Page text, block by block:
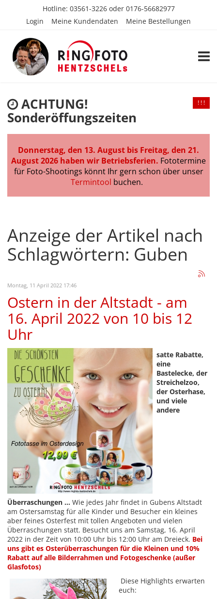
Hotline: 03561-3226oder 0176-56682977
Login
Meine Kundendaten Meine Bestellungen
ACHTUNG!
Sonderöffungszeiten
Donnerstag, den 13. August bis Freitag, den 21.
August 2026 haben wir Betriebsferien. Fototermine
für Foto-Shootings könnt Ihr gern schon über unser
Termintool buchen.
! ! !
Anzeige der Artikel nach
Schlagwörtern: Guben
Montag, 11 April 2022 17:46
Ostern in der Altstadt - am
16. April 2022 von 10 bis 12
Uhr
satte Rabatte,
eine
Bastelecke, der
Streichelzoo,
der Osterhase,
und viele
andere
Überraschungen ... Wie jedes Jahr findet in Gubens Altstadt
am Ostersamstag für alle Kinder und Besucher ein kleines
aber feines Osterfest mit tollen Angeboten und vielen
Überraschungen statt. Besucht uns am Samstag, 16. April
2022 in der Zeit von 10:00 Uhr bis 12:00 Uhr am Dreieck. Bei
uns gibt es Osterüberraschungen für die Kleinen und 10%
Rabatt auf alle Bilderrahmen und Fotogeschenke (außer
Glasfotos)
Diese Highlights erwarten
euch: